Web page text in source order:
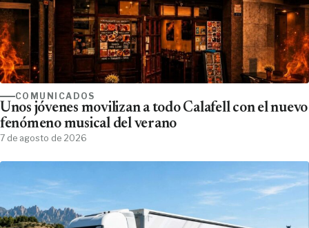
COMUNICADOS
Unos jóvenes movilizan a todo Calafell con el nuevo
fenómeno musical del verano
7 de agosto de 2026